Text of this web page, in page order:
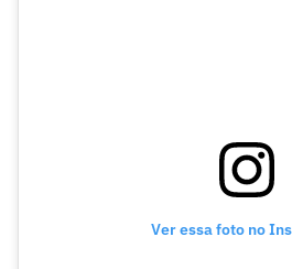
Ver essa foto no